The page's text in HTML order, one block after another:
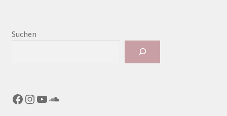
Suchen
Facebook
Instagram
YouTube
SoundCloud